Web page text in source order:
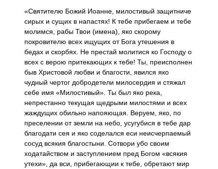
«Святителю Божий Иоанне, милостивый защитниче
сирых и сущих в напастях! К тебе прибегаем и тебе
молимся, рабы Твои (имена), яко скорому
покровителю всех ищущих от Бога утешения в
бедах и скорбях. Не престай молитися ко Господу о
всех с верою притекающих к тебе! Ты, преисполнен
быв Христовой любви и благости, явился яко
чудный чертог добродетели милосердия и стяжал
себе имя «Милостивый». Ты был яко река,
непрестанно текущая щедрыми милостями и всех
жаждущих обильно напояющая. Веруем, яко, по
преселении от земли на небо, усугубися в тебе дар
благодати сея и яко соделался еси неисчерпаемый
сосуд всякия благостыни. Сотвори убо своим
ходатайством и заступлением пред Богом «всякия
утехи», да вси, прибегающии к тебе, обретают мир